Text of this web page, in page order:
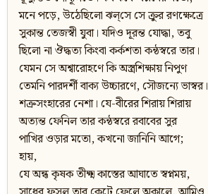
মনে পড়ে, উঠেছিলো ঝল্‌সে সে ক্রুর রণক্ষেত্রে
সুকান্ত তেজস্বী যুবা। যদিও দূরন্ত যোদ্ধা, তবু
ছিলো না ঔদ্ধত্য কিংবা কর্কশতা কন্ঠস্বরে তার।
যেমন সে অশ্বারোহণে কি অস্ত্রশিক্ষায় নিপুণ
তেমনি পারদর্শী বাক্য উচ্চারণে, সৌজন্যে ভাস্বর।
শত্রুসংহারের নেশা। যে-বীরের শিরায় শিরায়
অত্যন্ত ফেনিল তার কন্ঠস্বরে রবাবের সুর
পাখির ওড়ার মতো, কখনো জানিনি আগে;
হায়,
যে অন্ধ কৃষক তীক্ষ্ম কাস্তের আঘাতে স্বপ্নময়,